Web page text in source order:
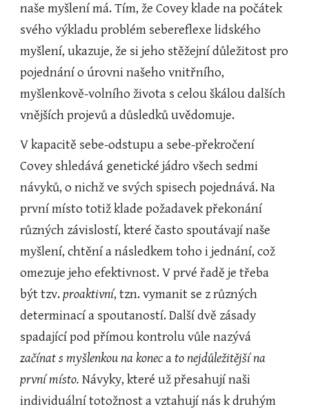
naše myšlení má. Tím, že Covey klade na počátek
svého výkladu problém sebereflexe lidského
myšlení, ukazuje, že si jeho stěžejní důležitost pro
pojednání o úrovni našeho vnitřního,
myšlenkově-volního života s celou škálou dalších
vnějších projevů a důsledků uvědomuje.
V kapacitě sebe-odstupu a sebe-překročení
Covey shledává genetické jádro všech sedmi
návyků, o nichž ve svých spisech pojednává. Na
první místo totiž klade požadavek překonání
různých závislostí, které často spoutávají naše
myšlení, chtění a následkem toho i jednání, což
omezuje jeho efektivnost. V prvé řadě je třeba
být tzv. proaktivní, tzn. vymanit se z různých
determinací a spoutaností. Další dvě zásady
začínat s myšlenkou na konec a to nejdůležitější na
první místo. Návyky, které už přesahují naši
individuální totožnost a vztahují nás k druhým